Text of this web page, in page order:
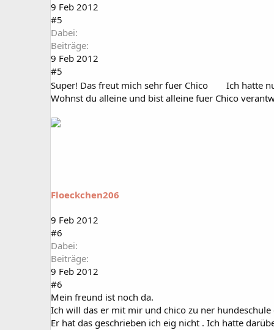
9 Feb 2012
#5
Dabei
Beiträge
9 Feb 2012
#5
Super! Das freut mich sehr fuer Chico
Ich hatte
Wohnst du alleine und bist alleine fuer Chico
Floeckchen206
9 Feb 2012
#6
Dabei
Beiträge
9 Feb 2012
#6
Mein freund ist noch da.
Ich will das er mit mir und chico zu ner
Er hat das geschrieben ich eig nicht . Ich hatte